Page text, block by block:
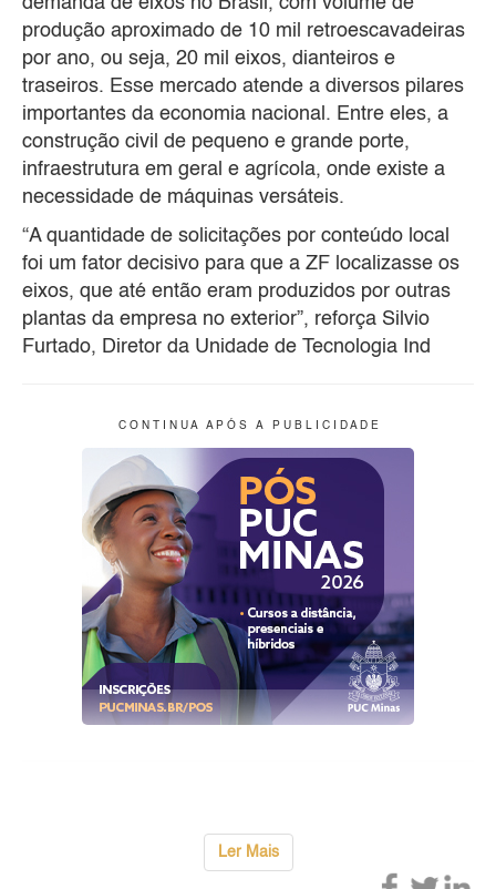
produção aproximado de 10 mil retroescavadeiras
por ano, ou seja, 20 mil eixos, dianteiros e
traseiros. Esse mercado atende a diversos pilares
importantes da economia nacional. Entre eles, a
construção civil de pequeno e grande porte,
infraestrutura em geral e agrícola, onde existe a
necessidade de máquinas versáteis.
“A quantidade de solicitações por conteúdo local
foi um fator decisivo para que a ZF localizasse os
eixos, que até então eram produzidos por outras
plantas da empresa no exterior”, reforça Silvio
Furtado, Diretor da Unidade de Tecnologia Ind
C O N T I N U A A P Ó S A P U B L I C I D A D E
Ler Mais